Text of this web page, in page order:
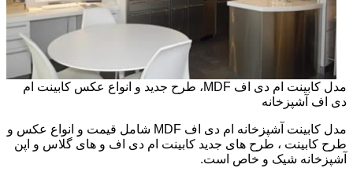
مدل کابینت ام دی اف MDF، طرح جدید و انواع عکس کابینت ام
دی اف آشپزخانه
مدل کابینت آشپزخانه ام دی اف MDF شامل قیمت و انواع عکس و
طرح کابینت ، طرح های جدید کابینت ام دی اف و های گلاس و اپن
آشپزخانه شیک و خاص است.